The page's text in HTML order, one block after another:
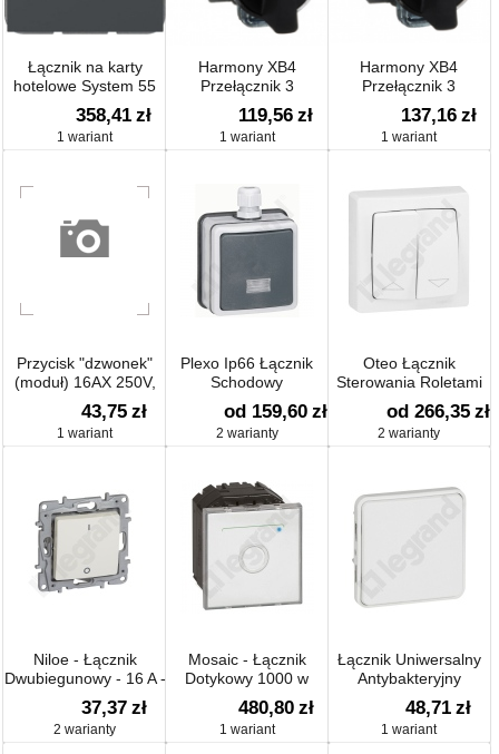
Łącznik na karty
hotelowe System 55
1×, 1-bieg. z
oddzielnym zaciskiem
N z uchwytami
358,41 zł
1 wariant
Harmony XB4
Przełącznik 3
pozycyjny, czarny,
metalowy
119,56 zł
1 wariant
Harmony XB4
Przełącznik 3
pozycyjny, czarny,
metalowy
137,16 zł
1 wariant
Przycisk "dzwonek"
(moduł) 16AX 250V,
zaciski śrubowe,
srebrny mat,
metalizowany
43,75 zł
1 wariant
Plexo Ip66 Łącznik
Schodowy
od 159,60 zł
2 warianty
Oteo Łącznik
Sterowania Roletami
od 266,35 zł
2 warianty
Niloe - Łącznik
Dwubiegunowy - 16 A -
37,37 zł
2 warianty
Mosaic - Łącznik
Dotykowy 1000 w
Antybakteryjny
480,80 zł
1 wariant
Łącznik Uniwersalny
Antybakteryjny
48,71 zł
1 wariant